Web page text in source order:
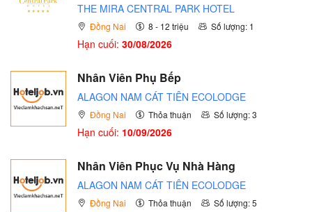
THE MIRA CENTRAL PARK HOTEL
Đồng Nai 8 - 12 triệu Số lượng: 1
Hạn cuối: 30/08/2026
Nhân Viên Phụ Bếp
ALAGON NAM CÁT TIÊN ECOLODGE
Đồng Nai Thỏa thuận Số lượng: 3
Hạn cuối: 10/09/2026
Nhân Viên Phục Vụ Nhà Hàng
ALAGON NAM CÁT TIÊN ECOLODGE
Đồng Nai Thỏa thuận Số lượng: 5